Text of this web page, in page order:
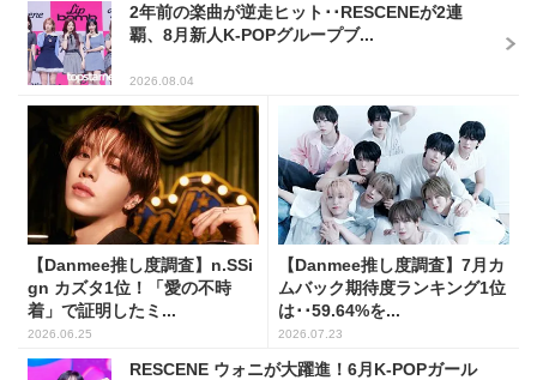
2年前の楽曲が逆走ヒット･･RESCENEが2連
覇、8月新人K-POPグループブ...
2026.08.04
【Danmee推し度調査】n.SSi
gn カズタ1位！「愛の不時
着」で証明したミ...
2026.06.25
【Danmee推し度調査】7月カ
ムバック期待度ランキング1位
は･･59.64%を...
2026.07.23
RESCENE ウォニが大躍進！6月K-POPガール